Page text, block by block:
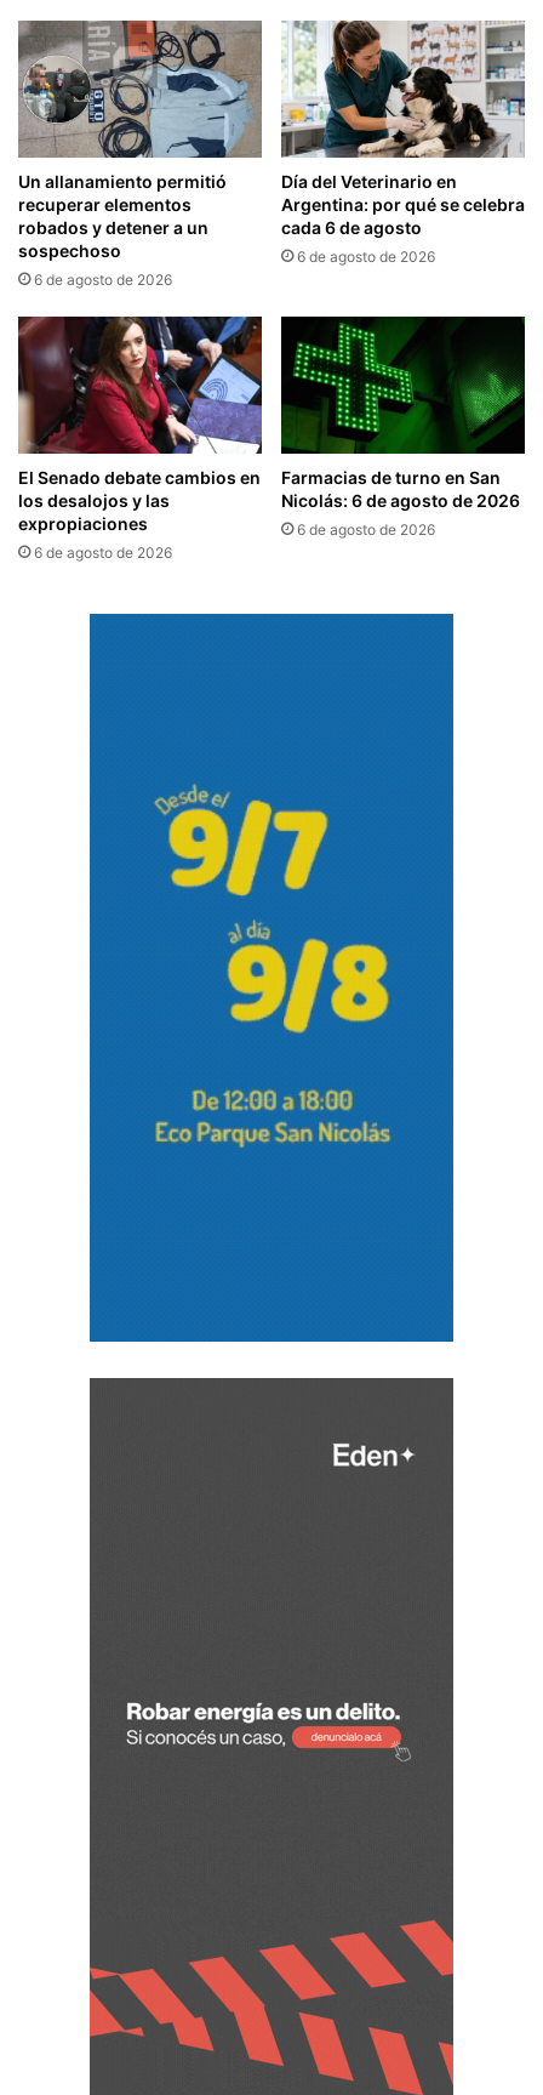
Un allanamiento permitió
recuperar elementos
robados y detener a un
sospechoso
6 de agosto de 2026
Día del Veterinario en
Argentina: por qué se celebra
cada 6 de agosto
6 de agosto de 2026
El Senado debate cambios en
los desalojos y las
expropiaciones
6 de agosto de 2026
Farmacias de turno en San
Nicolás: 6 de agosto de 2026
6 de agosto de 2026